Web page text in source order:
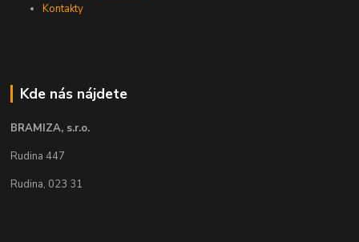
Kontakty
Kde nás nájdete
BRAMIZA, s.r.o.
Rudina 447
Rudina, 023 31